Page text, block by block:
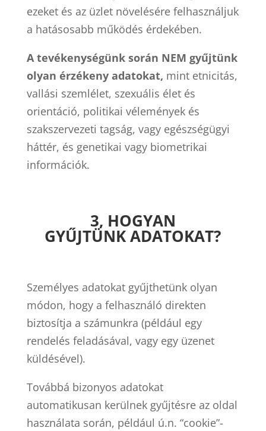
ezeket és az üzlet növelésére felhasználjuk
a hatásosabb működés érdekében.
A tevékenységünk során NEM gyűjtünk
olyan érzékeny adatokat, mint etnicitás,
vallási szemlélet, szexuális élet és
orientáció, politikai vélemények és
szakszervezeti tagság, vagy egészségügyi
háttér, és genetikai vagy biometrikai
információk.
3, HOGYAN
GYŰJTÜNKADATOKAT?
Személyes adatokat gyűjthetünk olyan
módon, hogy a felhasználó direkten
biztosítja a számunkra (például egy
rendelés feladásával, vagy egy üzenet
küldésével).
Továbbá bizonyos adatokat
automatikusan kerülnek gyűjtésre az oldal
használata során, például ú.n. “cookie”-